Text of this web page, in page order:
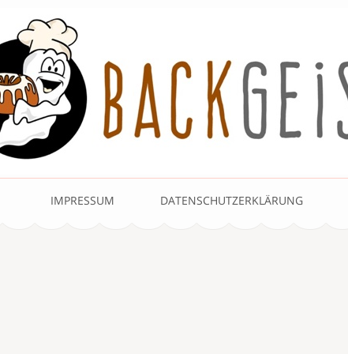
IMPRESSUM DATENSCHUTZERKLÄRUNG